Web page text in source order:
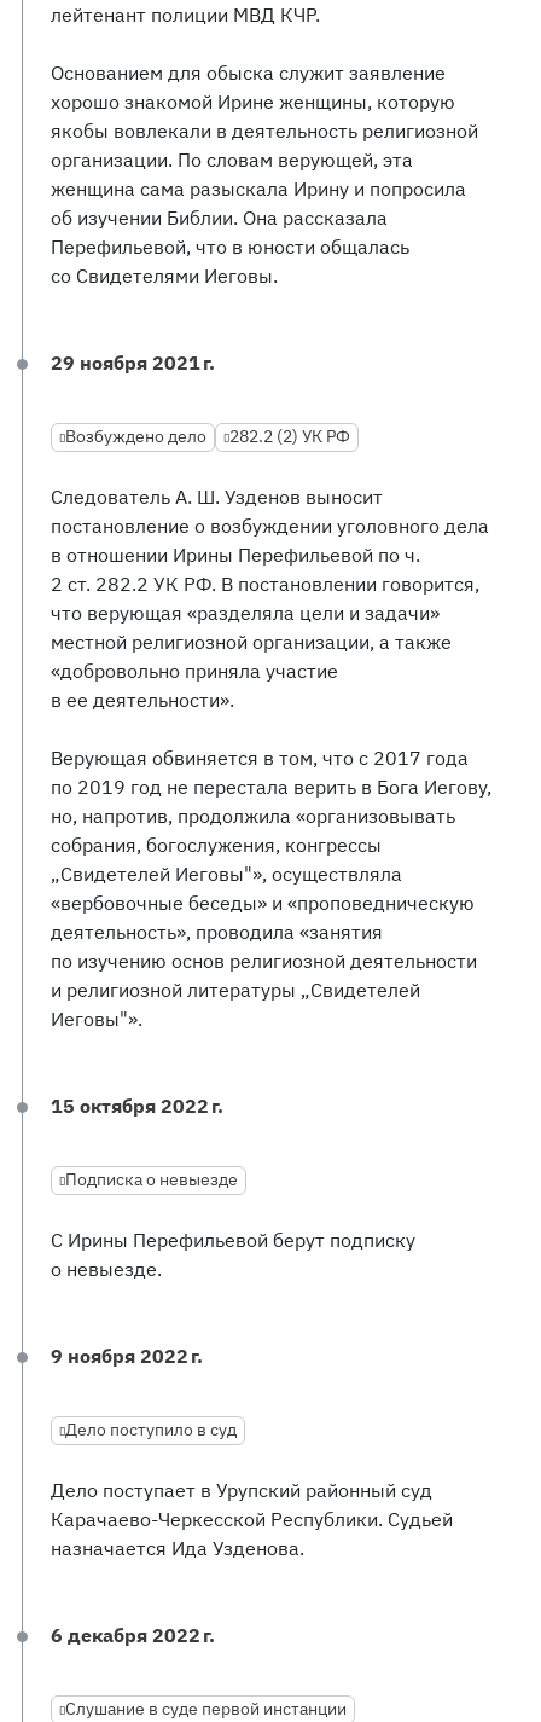
лейтенант полиции МВД КЧР.
Основанием для обыска служит заявление
хорошо знакомой Ирине женщины, которую
якобы вовлекали в деятельность религиозной
организации. По словам верующей, эта
женщина сама разыскала Ирину и попросила
об изучении Библии. Она рассказала
Перефильевой, что в юности общалась
со Свидетелями Иеговы.
29 ноября 2021 г.
Возбуждено дело 282.2 (2) УК РФ
Следователь А. Ш. Узденов выносит
постановление о возбуждении уголовного дела
в отношении Ирины Перефильевой по ч.
2 ст. 282.2 УК РФ. В постановлении говорится,
что верующая «разделяла цели и задачи»
местной религиозной организации, а также
«добровольно приняла участие
в ее деятельности».
Верующая обвиняется в том, что с 2017 года
по 2019 год не перестала верить в Бога Иегову,
но, напротив, продолжила «организовывать
собрания, богослужения, конгрессы
„Свидетелей Иеговы"», осуществляла
«вербовочные беседы» и «проповедническую
деятельность», проводила «занятия
по изучению основ религиозной деятельности
и религиозной литературы „Свидетелей
Иеговы"».
15 октября 2022 г.
Подписка о невыезде
С Ирины Перефильевой берут подписку
о невыезде.
9 ноября 2022 г.
Дело поступило в суд
Дело поступает в Урупский районный суд
Карачаево-Черкесской Республики. Судьей
назначается Ида Узденова.
6 декабря 2022 г.
Слушание в суде первой инстанции